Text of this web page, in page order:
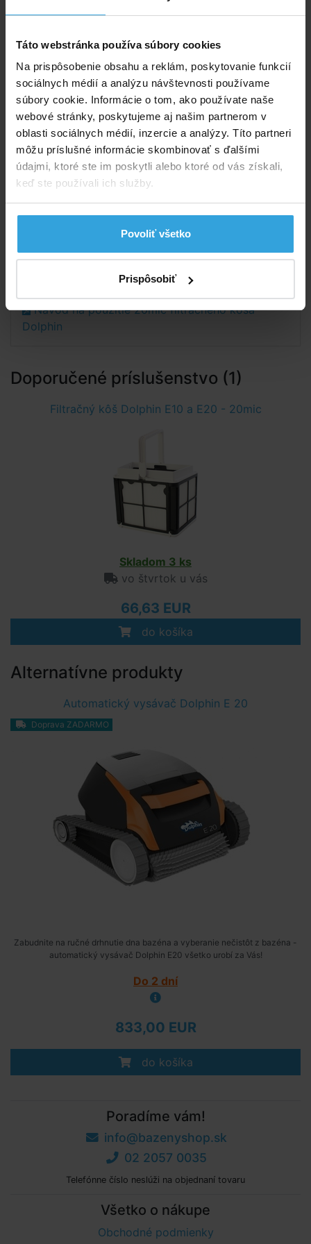
Táto webstránka používa súbory cookies
Na prispôsobenie obsahu a reklám, poskytovanie funkcií
sociálnych médií a analýzu návštevnosti používame
súbory cookie. Informácie o tom, ako používate naše
webové stránky, poskytujeme aj našim partnerom v
oblasti sociálnych médií, inzercie a analýzy. Títo partneri
môžu príslušné informácie skombinovať s ďalšími
údajmi, ktoré ste im poskytli alebo ktoré od vás získali,
keď ste používali ich služby.
Povoliť všetko
Prispôsobiť
Diaľkové ovládanie / vozík / stojan NIE / NIE /
Počet kief / z toho aktívne 1/1
Prístup k filtračnému košu z vrchu – CleverClean
Čistenie dna a stien do výšky 40 cm
Aktívna kefa
Filtračný kôš
Parametry
Značka:
Dokumenty na stiahnutie
Návod na použitie 20mic filtračného koša
Dolphin
Doporučené príslušenstvo (1)
Filtračný kôš Dolphin E10 a E20 - 20mic
Skladom 3 ks
vo štvrtok u vás
66,63 EUR
do košíka
Alternatívne produkty
Automatický vysávač Dolphin E 20
Doprava ZADARMO
Zabudnite na ručné drhnutie dna bazéna a vyberanie nečistôt z bazéna -
automatický vysávač Dolphin E20 všetko urobí za Vás!
Do 2 dní
833,00 EUR
do košíka
Poradíme vám!
info@bazenyshop.sk
02 2057 0035
Telefónne číslo neslúži na objednaní tovaru
Všetko o nákupe
Obchodné podmienky